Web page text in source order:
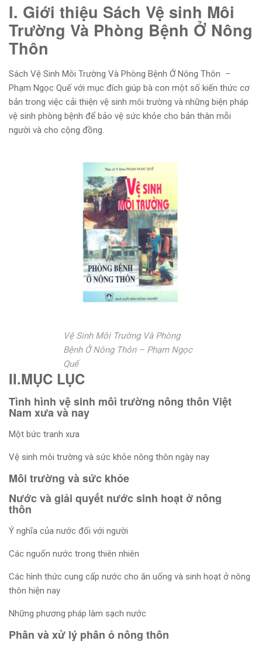
I. Giới thiệu Sách Vệ sinh Môi
Trường Và Phòng Bệnh Ở Nông
Thôn
Sách Vệ Sinh Môi Trường Và Phòng Bệnh Ở Nông Thôn –
Phạm Ngọc Quế với mục đích giúp bà con một số kiến thức cơ
bản trong việc cải thiện vệ sinh môi trường và những biện pháp
vệ sinh phòng bệnh để bảo vệ sức khỏe cho bản thân mỗi
người và cho cộng đồng.
Vệ Sinh Môi Trường Và Phòng
Bệnh Ở Nông Thôn – Phạm Ngọc
Quế
II.MỤC LỤC
Tình hình vệ sinh môì trường nông thôn Việt
Nam xưa và nay
Một bức tranh xưa
Vệ sinh môi trường và sức khỏe nông thôn ngày nay
Môi trường và sức khỏe
Nước và giải quyết nước sinh hoạt ở nông
thôn
Ý nghĩa của nước đối với người
Các nguốn nước trong thiên nhiên
Các hình thức cung cấp nước cho ăn uống và sinh hoạt ở nông
thôn hiện nay
Những phương pháp làm sạch nước
Phân và xử lý phân ỏ nông thôn